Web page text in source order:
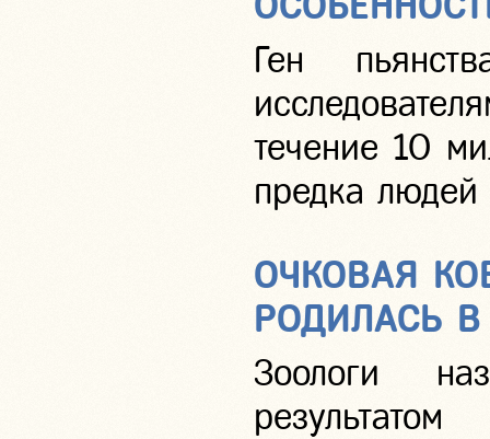
Ген
течение 10
предка
ОЧКОВАЯ
РОДИЛАСЬ В
Зоологи